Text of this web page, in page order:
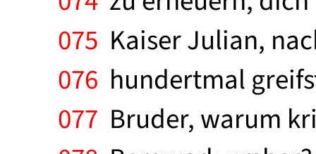
075 Kaiser Julian,
076 hundertmal
077 Bruder, warum